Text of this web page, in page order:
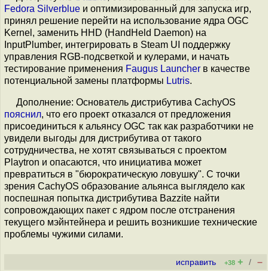
Fedora Silverblue и оптимизированный для запуска игр,
принял решение перейти на использование ядра OGC
Kernel, заменить HHD (HandHeld Daemon) на
InputPlumber, интегрировать в Steam UI поддержку
управления RGB-подсветкой и кулерами, и начать
тестирование применения Faugus Launcher в качестве
потенциальной замены платформы Lutris.
Дополнение: Основатель дистрибутива CachyOS
пояснил, что его проект отказался от предложения
присоединиться к альянсу OGC так как разработчики не
увидели выгоды для дистрибутива от такого
сотрудничества, не хотят связываться с проектом
Playtron и опасаются, что инициатива может
превратиться в "бюрократическую ловушку". С точки
зрения CachyOS образование альянса выглядело как
поспешная попытка дистрибутива Bazzite найти
сопровождающих пакет с ядром после отстранения
текущего мэйнтейнера и решить возникшие технические
проблемы чужими силами.
исправить +38 + / –